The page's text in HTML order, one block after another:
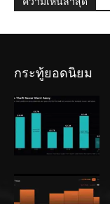
กระทู้ยอดนิยม